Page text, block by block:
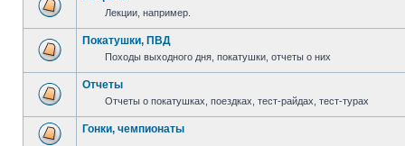
Лекции, например.
Покатушки, ПВД
Походы выходного дня, покатушки, отчеты о них
Отчеты
Отчеты о покатушках, поездках, тест-райдах, тест-турах
Гонки, чемпионаты